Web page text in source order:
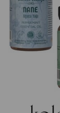
%18İndirim